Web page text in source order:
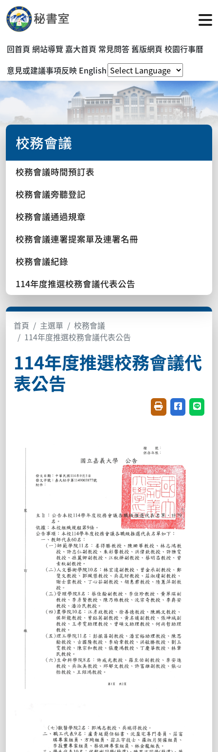
回首頁 網站導覽 嘉大首頁 常見問答 舊版網頁 校園行事曆
意見或建議事項反映 English
校務會議
校務會議時間預訂表
校務會議旁聽登記
校務會議通過規章
校務會議連署提案單及連署名冊
校務會議紀錄
114年度推選校務會議代表公告
首頁 主選單
校務會議
114年度推選校務會議代表公告
114年度推選校務會議代
表公告
友善列印(開新視
分享至臉書
分享